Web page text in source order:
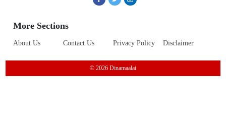
More Sections
About Us Contact Us Privacy Policy Disclaimer
© 2026 Dinamaalai